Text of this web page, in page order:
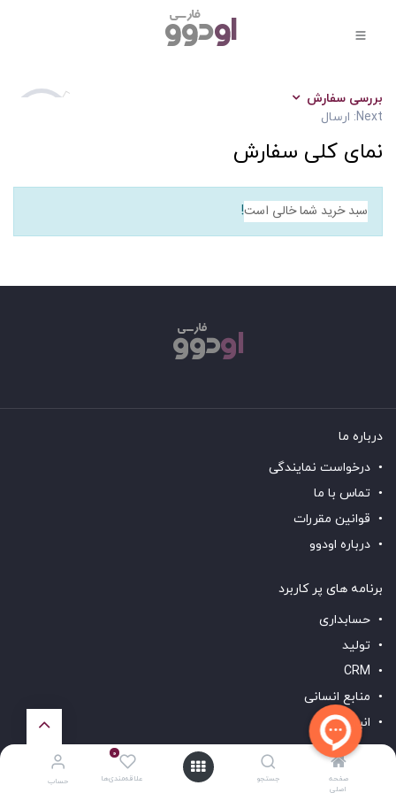
صفحه
اصلی
جستجو
0
علاقه‌مندی‌ها حساب
بررسی سفارش
Next: ارسال
نمای کلی سفارش
سبد خرید شما خالی است!
درباره ما
درخواست نمایندگی
تماس با ما
قوانین مقررات
درباره اودوو
برنامه های پر کاربرد
حسابداری
تولید
CRM
منابع انسانی
انبار
سایت ساز